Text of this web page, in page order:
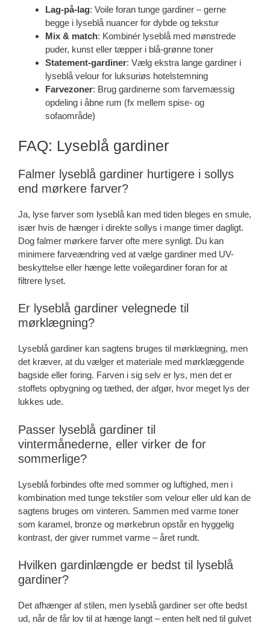
Lag-på-lag: Voile foran tunge gardiner – gerne
begge i lyseblå nuancer for dybde og tekstur
Mix & match: Kombinér lyseblå med mønstrede
puder, kunst eller tæpper i blå-grønne toner
Statement-gardiner: Vælg ekstra lange gardiner i
lyseblå velour for luksuriøs hotelstemning
Farvezoner: Brug gardinerne som farvemæssig
opdeling i åbne rum (fx mellem spise- og
sofaområde)
FAQ: Lyseblå gardiner
Falmer lyseblå gardiner hurtigere i sollys
end mørkere farver?
Ja, lyse farver som lyseblå kan med tiden bleges en smule,
især hvis de hænger i direkte sollys i mange timer dagligt.
Dog falmer mørkere farver ofte mere synligt. Du kan
minimere farveændring ved at vælge gardiner med UV-
beskyttelse eller hænge lette voilegardiner foran for at
filtrere lyset.
Er lyseblå gardiner velegnede til
mørklægning?
Lyseblå gardiner kan sagtens bruges til mørklægning, men
det kræver, at du vælger et materiale med mørklæggende
bagside eller foring. Farven i sig selv er lys, men det er
stoffets opbygning og tæthed, der afgør, hvor meget lys der
lukkes ude.
Passer lyseblå gardiner til
vintermånederne, eller virker de for
sommerlige?
Lyseblå forbindes ofte med sommer og luftighed, men i
kombination med tunge tekstiler som velour eller uld kan de
sagtens bruges om vinteren. Sammen med varme toner
som karamel, bronze og mørkebrun opstår en hyggelig
kontrast, der giver rummet varme – året rundt.
Hvilken gardinlængde er bedst til lyseblå
gardiner?
Det afhænger af stilen, men lyseblå gardiner ser ofte bedst
ud, når de får lov til at hænge langt – enten helt ned til gulvet